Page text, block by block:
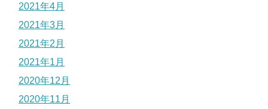
2021年4月
2021年3月
2021年2月
2021年1月
2020年12月
2020年11月